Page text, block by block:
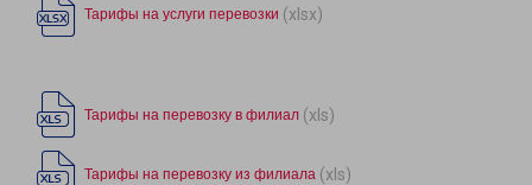
Тарифы на услуги перевозки (xlsx)
Тарифы на перевозку в филиал (xls)
Тарифы на перевозку из филиала (xls)